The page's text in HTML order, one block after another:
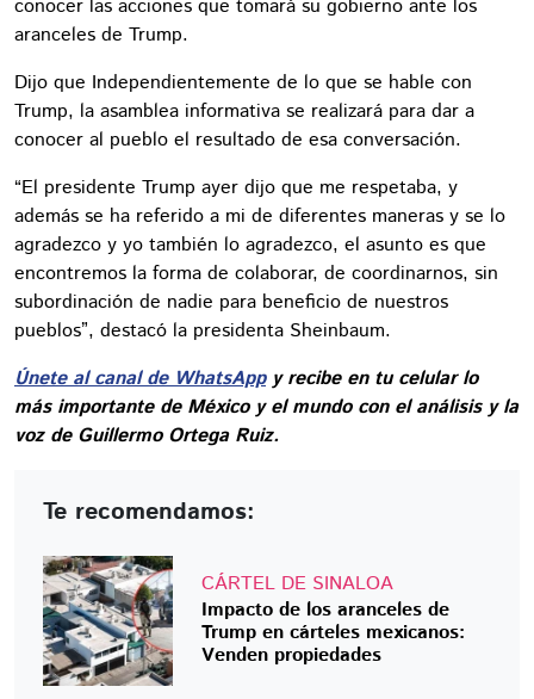
conocer las acciones que tomará su gobierno ante los
aranceles de Trump.
Dijo que Independientemente de lo que se hable con
Trump, la asamblea informativa se realizará para dar a
conocer al pueblo el resultado de esa conversación.
“El presidente Trump ayer dijo que me respetaba, y
además se ha referido a mi de diferentes maneras y se lo
agradezco y yo también lo agradezco, el asunto es que
encontremos la forma de colaborar, de coordinarnos, sin
subordinación de nadie para beneficio de nuestros
pueblos”, destacó la presidenta Sheinbaum.
Únete al canal de WhatsAppy recibe en tu celular lo
más importante de México y el mundo con el análisis y la
voz de Guillermo Ortega Ruiz.
Te recomendamos:
CÁRTEL DE SINALOA
Impacto de los aranceles de
Trump en cárteles mexicanos:
Venden propiedades